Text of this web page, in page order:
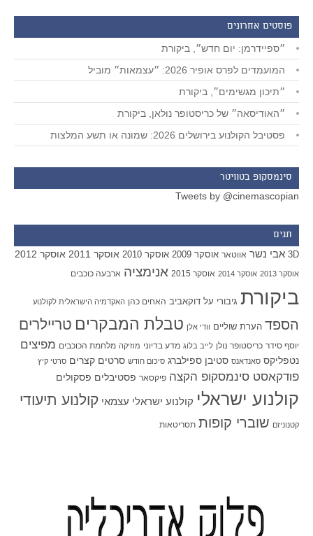
פוסטים אחרונים
״ספיידרמן: יום חדש״, ביקורת
המועמדים לפרס אופיר 2026: ״עצמאות״ מוביל
״תיכון מגשימים״, ביקורת
״האודיסאה״ של כריסטופר נולאן, ביקורת
פסטיבל הקולנוע בירושלים 2026: שמונה או תשע המלצות
סינמסקופ בטוויטר
Tweets by @cinemascopian
תגים
3D אבי נשר אווטאר אוסקר 2009 אוסקר 2010 אוסקר 2011 אוסקר 2012
אוסקר 2013 אוסקר 2014 אוסקר 2015 אנימציה ארבעה כוכבים
ביקורת גיבורי על דוקאביב האחים כהן האקדמיה הישראלית לקולנוע
הספד הערת שוליים וודי אלן טבלת המבקרים טריילרים
יוסף סידר כריסטופר נולן לייב בלוג מדע בדיוני מוזיקה מלחמת הכוכבים מפיצים
נטפליקס סאנדאנס סטיבן ספילברג סיכום חודש סרטים קצרים סרטי קיץ
פודקאסט סינמסקופ הקצה פיקסאר פסטיבלים פסקולים
קולנוע ישראלי קולנוע ישראלי עצמאי קולנוע תיעודי
קטנוניזם שוברי קופות תסריטאות